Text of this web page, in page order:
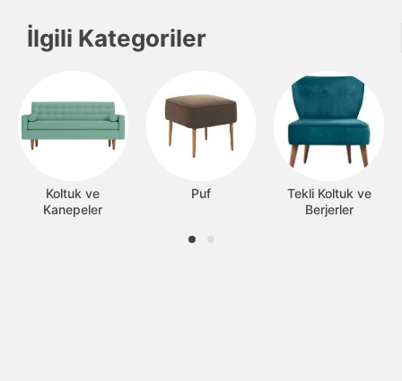
İlgili Kategoriler
Koltuk ve
Kanepeler
Puf
Tekli Koltuk ve
Berjerler